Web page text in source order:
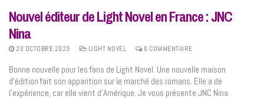
Nouvel éditeur de Light Novel en France : JNC
Nina
20 OCTOBRE 2023 LIGHT NOVEL 0 COMMENTAIRE
Bonne nouvelle pour les fans de Light Novel. Une nouvelle maison
d’édition fait son apparition sur le marché des romans. Elle a de
l’expérience, car elle vient d’Amérique. Je vous présente JNC Nina.